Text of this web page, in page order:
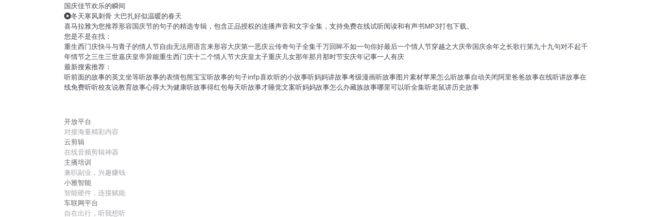
国庆佳节欢乐的瞬间
冬天寒风刺骨 大巴扎好似温暖的春天
喜马拉雅为您推荐形容国庆节的句子的精选专辑，包含正品授权的连播声音和文字全集，支持免费在线试听阅读和有声书MP3打包下载。
您是不是在找：
重生西门庆快斗与青子的情人节自由无法用语言来形容大庆第一恶庆云传奇句子全集千万回眸不如一句你好最后一个情人节穿越之大庆帝国庆余年之长歌行第九十九句对不起千
年情节之三生三世嘉庆皇帝异能重生西门庆十二个情人节大庆皇太子重庆儿女那年那月那时节安庆年记事一人有庆
最新搜索推荐：
听前面的故事的英文坐等听故事的表情包熊宝宝听故事的句子infp喜欢听的小故事听妈妈讲故事考级漫画听故事图片素材苹果怎么听故事自动关闭阿里爸爸故事在线听讲故事在
线免费听听校友说教育故事心得大为健康听故事得红包每天听故事才睡觉文案听妈妈故事怎么办藏族故事哪里可以听全集听老鼠讲历史故事
开放平台
对接海量精彩内容
云剪辑
在线音频剪辑神器
主播培训
兼职副业，兴趣赚钱
小雅智能
智能硬件，连接赋能
车联网平台
自在出行，听我想听